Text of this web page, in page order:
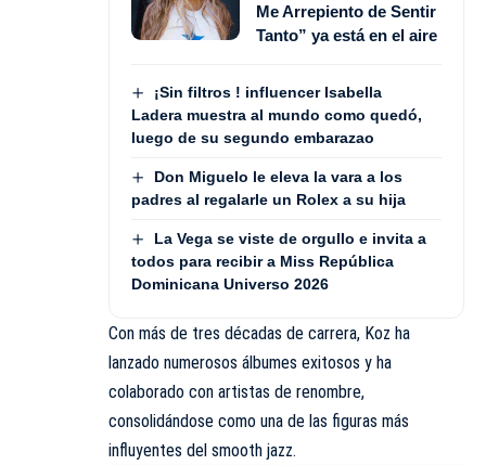
Me Arrepiento de Sentir
Tanto” ya está en el aire
¡Sin filtros ! influencer Isabella
Ladera muestra al mundo como quedó,
luego de su segundo embarazao
Don Miguelo le eleva la vara a los
padres al regalarle un Rolex a su hija
La Vega se viste de orgullo e invita a
todos para recibir a Miss República
Dominicana Universo 2026
Con más de tres décadas de carrera, Koz ha
lanzado numerosos álbumes exitosos y ha
colaborado con artistas de renombre,
consolidándose como una de las figuras más
influyentes del smooth jazz.